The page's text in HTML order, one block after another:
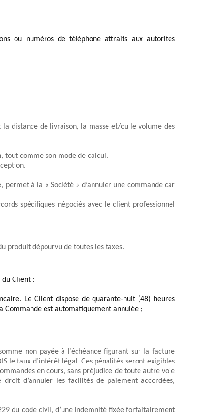
ou numéros de téléphone attraits aux autorités
distance de livraison, la masse et/ou le volume des
tout comme son mode de calcul.
à la « Société » d’annuler une commande car
spécifiques négociés avec le client professionnel
produit dépourvu de toutes les taxes.
du Client :
Le Client dispose de quarante-huit (48) heures
Commande est automatiquement annulée ;
non payée à l’échéance figurant sur la facture
le taux d’intérêt légal. Ces pénalités seront exigibles
en cours, sans préjudice de toute autre voie
droit d’annuler les facilités de paiement accordées,
du code civil, d’une indemnité fixée forfaitairement